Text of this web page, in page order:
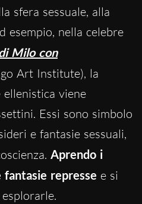
sfera sessuale, alla
esempio, nella celebre
Milo con
Art Institute), la
ellenistica viene
Essi sono simbolo
e fantasie sessuali,
Aprendo i
represse e si